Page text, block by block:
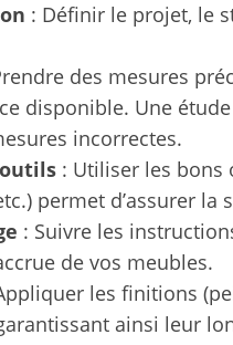
: Définir le projet, le
des mesures
disponible. Une
incorrectes.
: Utiliser les bons
permet d’assurer la
: Suivre les
de vos meubles.
les finitions
ainsi leur